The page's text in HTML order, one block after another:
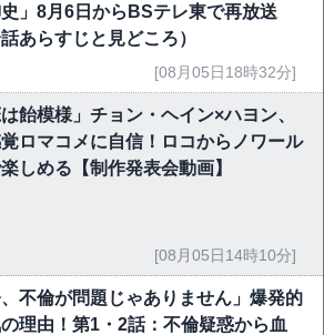
」8月6日からBSテレ東で再放送
話あらすじと見どころ）
[08月05日18時32分]
は飴模様」チョン・ヘイン×ハヨン、
ロマコメに自信！ロコからノワール
しめる【制作発表会動画】
[08月05日14時10分]
、不倫が問題じゃありません」爆発的
の理由！第1・2話：不倫疑惑から血